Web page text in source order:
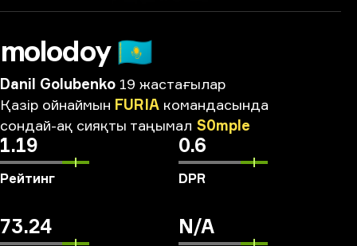
molodoy 🇰🇿
Danil Golubenko 19 жастағылар
Қазір ойнаймын FURIA командасында
сондай-ақ сияқты таңымал S0mple
1.19
Рейтинг
0.6
DPR
73.24 N/A